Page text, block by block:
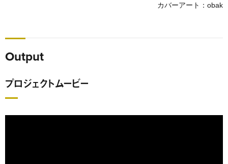
カバーアート：obak
Output
プロジェクトムービー